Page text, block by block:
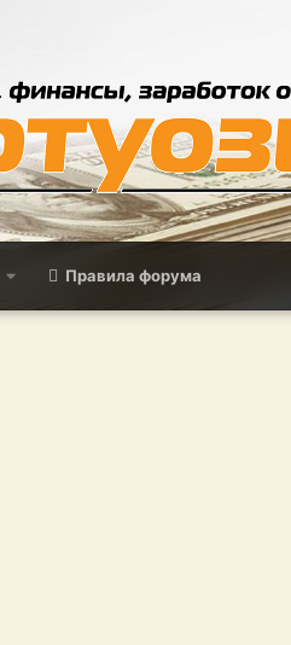
Правила форума